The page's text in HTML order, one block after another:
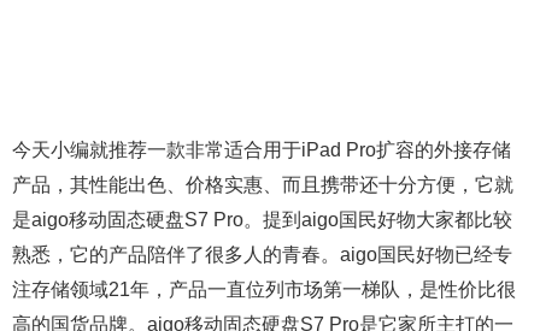
今天小编就推荐一款非常适合用于iPad Pro扩容的外接存储
产品，其性能出色、价格实惠、而且携带还十分方便，它就
是aigo移动固态硬盘S7 Pro。提到aigo国民好物大家都比较
熟悉，它的产品陪伴了很多人的青春。aigo国民好物已经专
注存储领域21年，产品一直位列市场第一梯队，是性价比很
高的国货品牌。aigo移动固态硬盘S7 Pro是它家所主打的一